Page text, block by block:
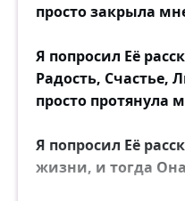
просто закрыла
Я попросил Её
Радость, Счастье,
просто протянула
Я попросил Её
жизни, и тогда